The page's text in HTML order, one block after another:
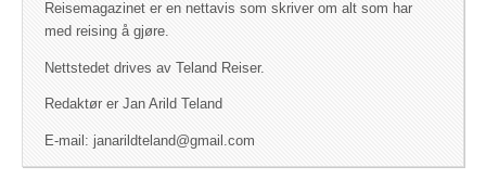
Reisemagazinet er en nettavis som skriver om alt som har
med reising å gjøre.
Nettstedet drives av Teland Reiser.
Redaktør er Jan Arild Teland
E-mail: janarildteland@gmail.com